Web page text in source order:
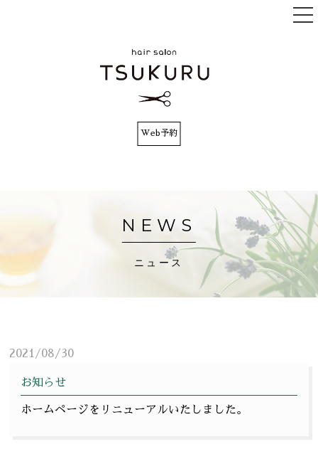
Web予約
メニュー
スタッフ
Q&A
プロダクト
ニュース
NEWS
ニュース
2021/08/30
お知らせ
ホームページをリニューアルいたしました。